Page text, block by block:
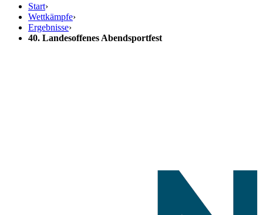
Start›
Wettkämpfe›
Ergebnisse›
40. Landesoffenes Abendsportfest